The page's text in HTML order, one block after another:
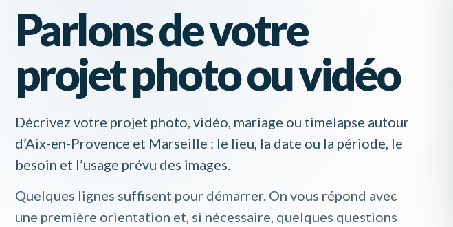
Parlons de votre
projet photo ou vidéo
Décrivez votre projet photo, vidéo, mariage ou timelapse autour
d’Aix-en-Provence et Marseille : le lieu, la date ou la période, le
besoin et l’usage prévu des images.
Quelques lignes suffisent pour démarrer. On vous répond avec
une première orientation et, si nécessaire, quelques questions